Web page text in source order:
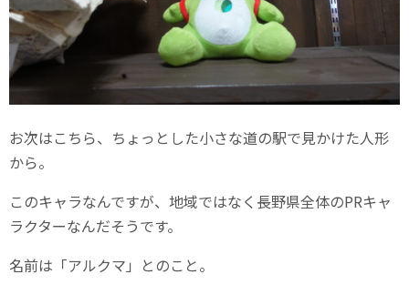
お次はこちら、ちょっとした小さな道の駅で見かけた人形
から。
このキャラなんですが、地域ではなく長野県全体のPRキャ
ラクターなんだそうです。
名前は「アルクマ」とのこと。